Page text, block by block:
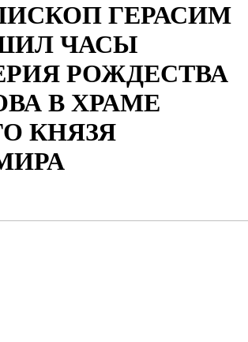
ГЕРАСИМ
ЧАСЫ
РОЖДЕСТВА
В ХРАМЕ
КНЯЗЯ